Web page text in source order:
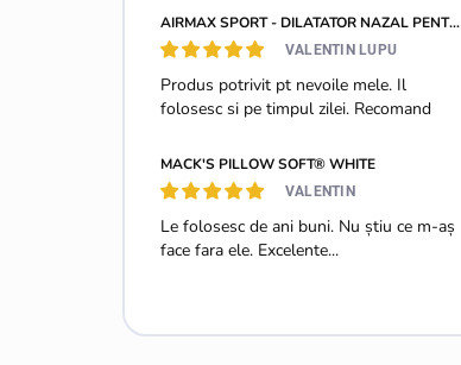
AIRMAX SPORT - DILATATOR NAZAL PENTRU O RESPIRAȚIE MAI BUNĂ - MĂRIMEA M - 2 BUCĂȚI
VALENTIN LUPU
Produs potrivit pt nevoile mele. Il
folosesc si pe timpul zilei. Recomand
MACK'S PILLOW SOFT® WHITE
VALENTIN
Le folosesc de ani buni. Nu știu ce m-aș
face fara ele. Excelente...